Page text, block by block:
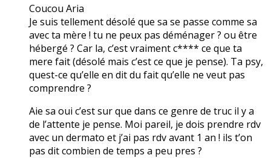
Coucou Aria
Je suis tellement désolé que sa se passe comme sa
avec ta mère ! tu ne peux pas déménager ? ou être
hébergé ? Car la, c’est vraiment c**** ce que ta
mere fait (désolé mais c’est ce que je pense). Ta psy,
quest-ce qu’elle en dit du fait qu’elle ne veut pas
comprendre ?
Aie sa oui c’est sur que dans ce genre de truc il y a
de l’attente je pense. Moi pareil, je dois prendre rdv
avec un dermato et j’ai pas rdv avant 1 an ! ils t’on
pas dit combien de temps a peu pres ?